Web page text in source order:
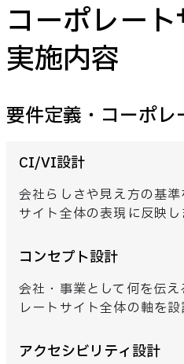
コーポレー
実施内容
要件定義・コーポ
CI/VI設計
会社らしさや見え方の基
サイト全体の表現に反映し
コンセプト設計
会社・事業として何を伝
レートサイト全体の軸を設
アクセシビリティ設計